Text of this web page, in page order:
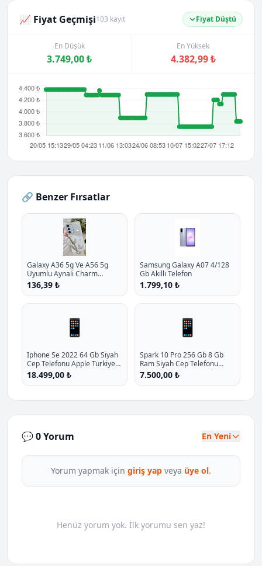
📈 Fiyat Geçmişi103 kayıt Fiyat Düştü
En Düşük
3.749,00 ₺
En Yüksek
4.382,99 ₺
🔗 Benzer Fırsatlar
Galaxy A36 5g Ve A56 5g
Uyumlu Aynali Charm
Kelebek Oyuncakli Esnek
Silikon Kilif P - %10.9 İndirim
136,39 ₺
Samsung Galaxy A07 4/128
Gb Akıllı Telefon
1.799,10 ₺
📱
Iphone Se 2022 64 Gb Siyah
Cep Telefonu Apple Turkiye
Garantili P - %43.9 İndirim
18.499,00 ₺
📱
Spark 10 Pro 256 Gb 8 Gb
Ram Siyah Cep Telefonu
Tecno Turkiye Garantili P -
%25 İndirim
7.500,00 ₺
💬 0 Yorum En Yeni
Yorum yapmak için giriş yap veya üye ol.
Henüz yorum yok. İlk yorumu sen yaz!